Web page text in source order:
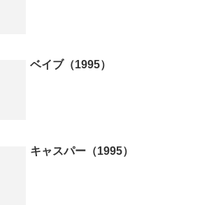
ベイブ（1995）
キャスパー（1995）